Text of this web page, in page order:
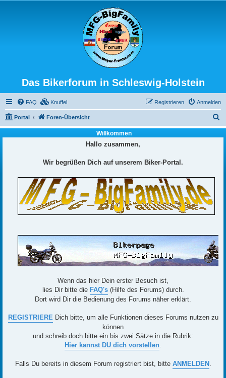
Das Bikerforum in Schleswig-Holstein
FAQ Knuffel Anmelden
Registrieren
Portal Foren-Übersicht
u
Willkommen
Hallo zusammen,
Wir begrüßen Dich auf unserem Biker-Portal.
Wenn das hier Dein erster Besuch ist,
lies Dir bitte die FAQ's(Hilfe des Forums) durch.
Dort wird Dir die Bedienung des Forums näher erklärt.
REGISTRIEREDich bitte, um alle Funktionen dieses Forums nutzen zu
können
und schreib doch bitte ein bis zwei Sätze in die Rubrik:
Hier kannst DU dich vorstellen.
Falls Du bereits in diesem Forum registriert bist, bitte ANMELDEN .